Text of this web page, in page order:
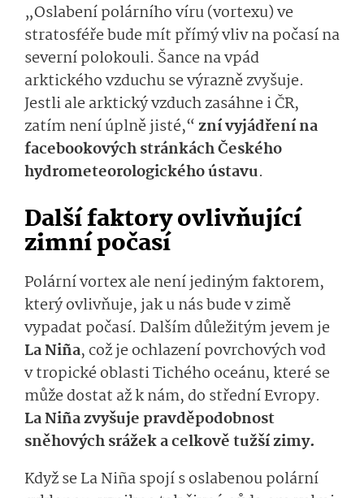
„Oslabení polárního víru (vortexu) ve
stratosféře bude mít přímý vliv na počasí na
severní polokouli. Šance na vpád
arktického vzduchu se výrazně zvyšuje.
Jestli ale arktický vzduch zasáhne i ČR,
zatím není úplně jisté,“zní vyjádření na
facebookových stránkách Českého
hydrometeorolo­gického ústavu.
Další faktory ovlivňující
zimní počasí
Polární vortex ale není jediným faktorem,
který ovlivňuje, jak u nás bude v zimě
vypadat počasí. Dalším důležitým jevem je
La Niña, což je ochlazení povrchových vod
v tropické oblasti Tichého oceánu, které se
může dostat až k nám, do střední Evropy.
La Niña zvyšuje pravděpodobnost
sněhových srážek a celkově tužší zimy.
Když se La Niña spojí s oslabenou polární